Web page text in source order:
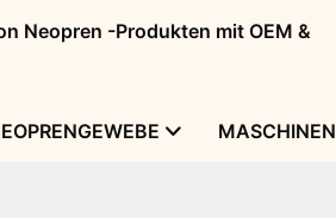
Neopren -Produkten mit OEM &
MASCHINEN